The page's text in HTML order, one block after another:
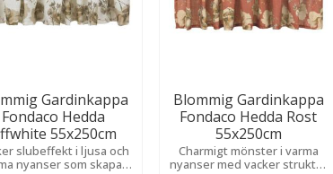
Gardinkappa
Fondaco Hedda
55x250cm
slubeffekt i ljusa och
nyanser som skapar
Blommig Gardinkappa
Fondaco Hedda Rost
55x250cm
Charmigt mönster i varma
nyanser med vacker struktur